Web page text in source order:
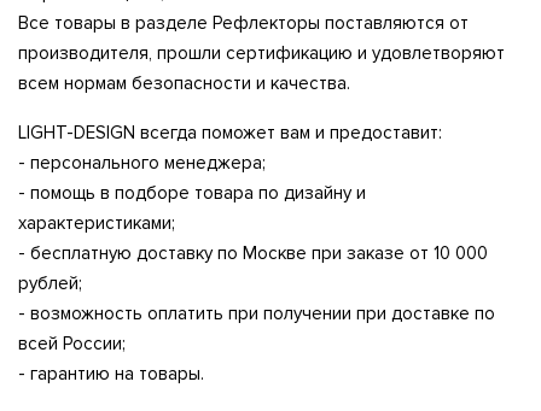
Все товары в разделе Рефлекторы поставляются от
производителя, прошли сертификацию и удовлетворяют
всем нормам безопасности и качества.
LIGHT-DESIGN всегда поможет вам и предоставит:
- персонального менеджера;
- помощь в подборе товара по дизайну и
характеристиками;
- бесплатную доставку по Москве при заказе от 10 000
рублей;
- возможность оплатить при получении при доставке по
всей России;
- гарантию на товары.